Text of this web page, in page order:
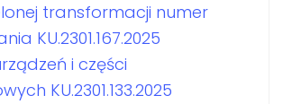
transformacji numer
KU.2301.167.2025
i części
KU.2301.133.2025